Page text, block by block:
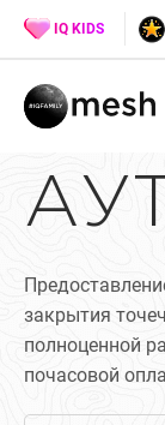
IQ KIDS
закрытия
полноценной
почасовой